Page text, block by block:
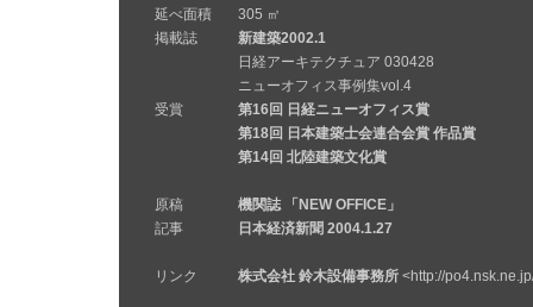
延べ面積
305 ㎡
掲載誌
新建築2002.1
日経アーキテクチュア 030428
ニューオフィス事例集vol.4
受賞
第16回 日経ニューオフィス賞
第18回 日本建築士会連合会賞 作品賞
第14回 北陸建築文化賞
原稿
機関誌 「NEW OFFICE」
記事
日本経済新聞 2004.1.27
リンク 株式会社 鈴木設備事務所 <http://